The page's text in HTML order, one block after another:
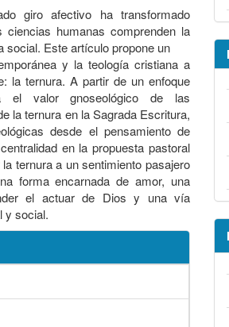
giro afectivo ha transformado
humanas comprenden la
social. Este artículo propone un
y la teología cristiana a
la ternura. A partir de un enfoque
el valor gnoseológico de las
la ternura en la Sagrada Escritura,
desde el pensamiento de
en la propuesta pastoral
ternura a un sentimiento pasajero
forma encarnada de amor, una
el actuar de Dios y una vía
y social.